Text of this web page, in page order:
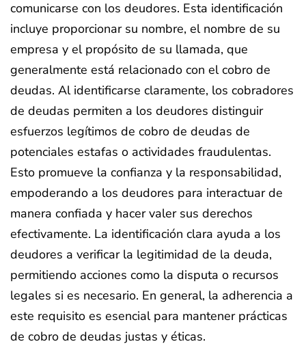
comunicarse con los deudores. Esta identificación
incluye proporcionar su nombre, el nombre de su
empresa y el propósito de su llamada, que
generalmente está relacionado con el cobro de
deudas. Al identificarse claramente, los cobradores
de deudas permiten a los deudores distinguir
esfuerzos legítimos de cobro de deudas de
potenciales estafas o actividades fraudulentas.
Esto promueve la confianza y la responsabilidad,
empoderando a los deudores para interactuar de
manera confiada y hacer valer sus derechos
efectivamente. La identificación clara ayuda a los
deudores a verificar la legitimidad de la deuda,
permitiendo acciones como la disputa o recursos
legales si es necesario. En general, la adherencia a
este requisito es esencial para mantener prácticas
de cobro de deudas justas y éticas.